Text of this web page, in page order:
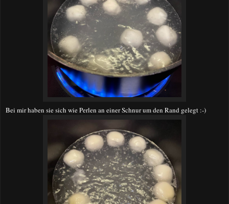
Bei mir haben sie sich wie Perlen an einer Schnur um den Rand gelegt :-)